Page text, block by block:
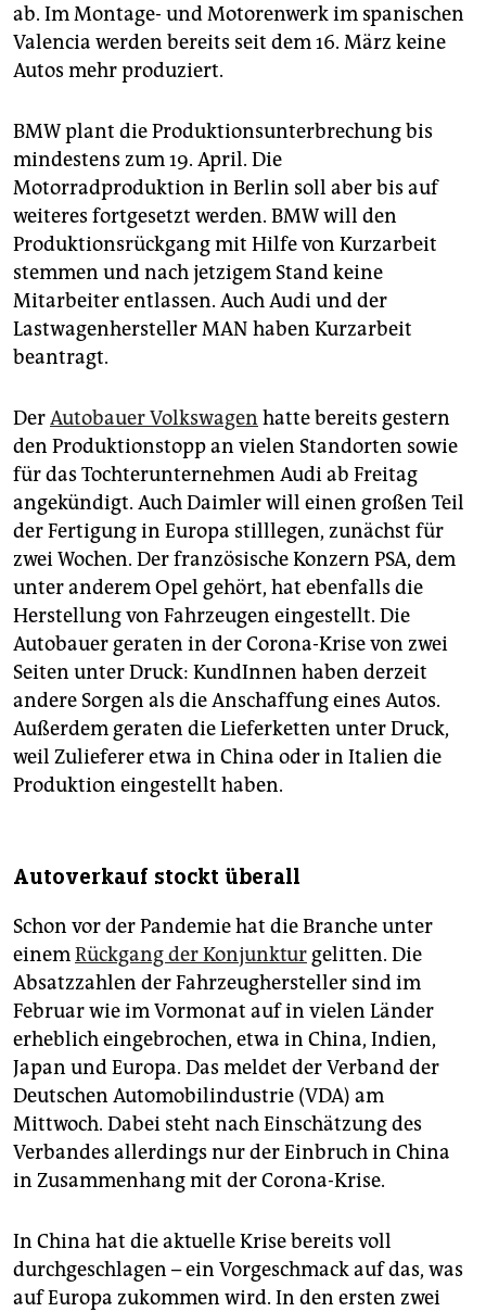
ab. Im Montage- und Motorenwerk im spanischen
Valencia werden bereits seit dem 16. März keine
Autos mehr produziert.
BMW plant die Produktionsunterbrechung bis
mindestens zum 19. April. Die
Motorradproduktion in Berlin soll aber bis auf
weiteres fortgesetzt werden. BMW will den
Produktionsrückgang mit Hilfe von Kurzarbeit
stemmen und nach jetzigem Stand keine
Mitarbeiter entlassen. Auch Audi und der
Lastwagenhersteller MAN haben Kurzarbeit
beantragt.
DerAutobauer Volkswagen hatte bereits gestern
den Produktionstopp an vielen Standorten sowie
für das Tochterunternehmen Audi ab Freitag
angekündigt. Auch Daimler will einen großen Teil
der Fertigung in Europa stilllegen, zunächst für
zwei Wochen. Der französische Konzern PSA, dem
unter anderem Opel gehört, hat ebenfalls die
Herstellung von Fahrzeugen eingestellt. Die
Autobauer geraten in der Corona-Krise von zwei
Seiten unter Druck: KundInnen haben derzeit
andere Sorgen als die Anschaffung eines Autos.
Außerdem geraten die Lieferketten unter Druck,
weil Zulieferer etwa in China oder in Italien die
Produktion eingestellt haben.
Autoverkauf stockt überall
Schon vor der Pandemie hat die Branche unter
einemRückgang der Konjunktur gelitten. Die
Absatzzahlen der Fahrzeughersteller sind im
Februar wie im Vormonat auf in vielen Länder
erheblich eingebrochen, etwa in China, Indien,
Japan und Europa. Das meldet der Verband der
Deutschen Automobilindustrie (VDA) am
Mittwoch. Dabei steht nach Einschätzung des
Verbandes allerdings nur der Einbruch in China
in Zusammenhang mit der Corona-Krise.
In China hat die aktuelle Krise bereits voll
durchgeschlagen – ein Vorgeschmack auf das, was
auf Europa zukommen wird. In den ersten zwei